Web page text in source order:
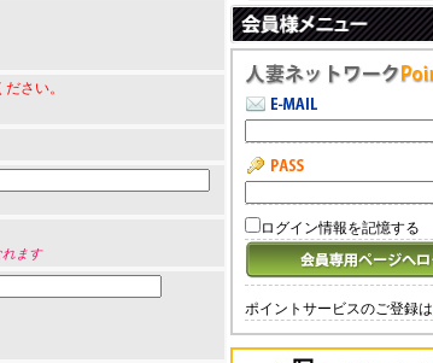
さい。
ます
ログイン情報を記憶する
ポイントサービスのご登録は